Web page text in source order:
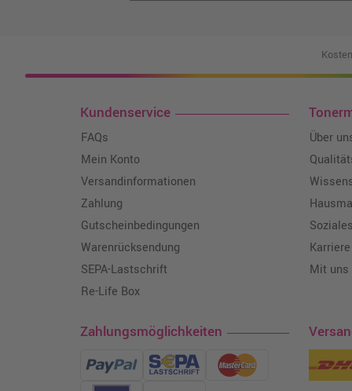
Kundenservice
FAQs
Mein Konto
Versandinformationen
Zahlung
Gutscheinbedingungen
Warenrücksendung
SEPA-Lastschrift
Re-Life Box
Über
Karriere
Mit uns
Zahlungsmöglichkeiten